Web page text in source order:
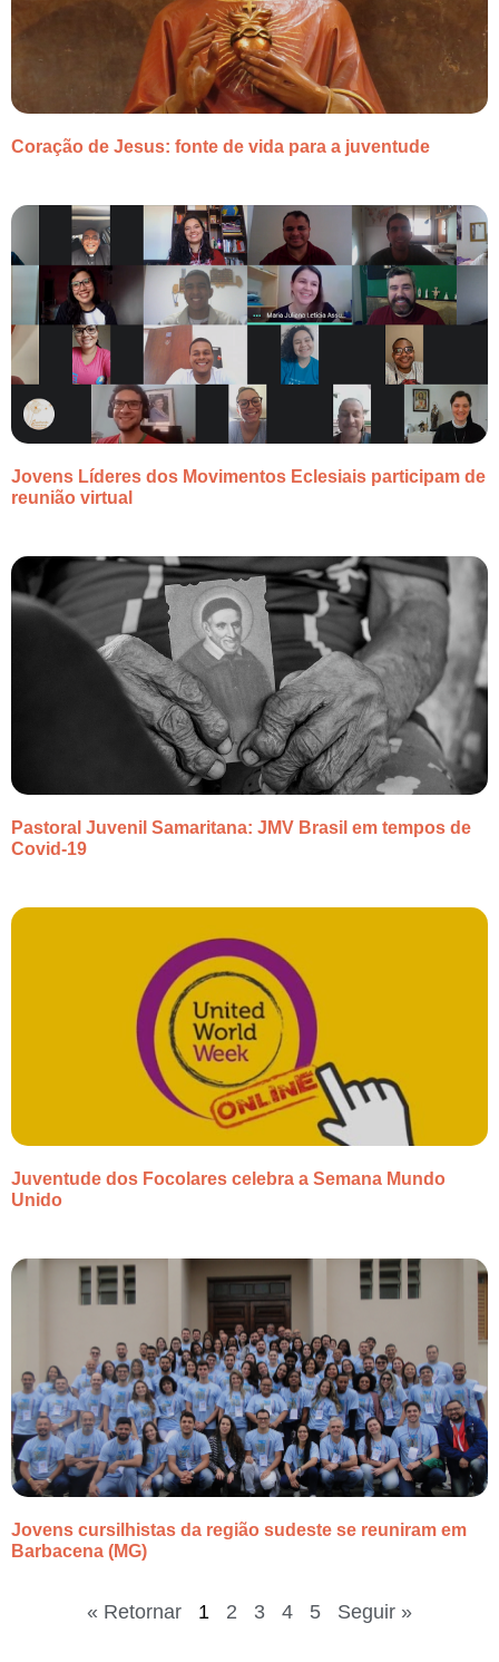
Coração de Jesus: fonte de vida para a juventude
Jovens Líderes dos Movimentos Eclesiais participam de
reunião virtual
Pastoral Juvenil Samaritana: JMV Brasil em tempos de
Covid-19
Juventude dos Focolares celebra a Semana Mundo
Unido
Jovens cursilhistas da região sudeste se reuniram em
Barbacena (MG)
« Retornar 1 2 3 4 5 Seguir »